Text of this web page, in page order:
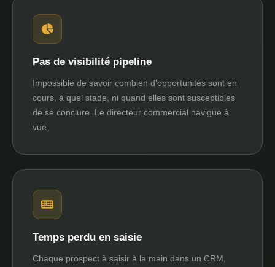
Pas de visibilité pipeline
Impossible de savoir combien d'opportunités sont en
cours, à quel stade, ni quand elles sont susceptibles
de se conclure. Le directeur commercial navigue à
vue.
Temps perdu en saisie
Chaque prospect à saisir à la main dans un CRM,